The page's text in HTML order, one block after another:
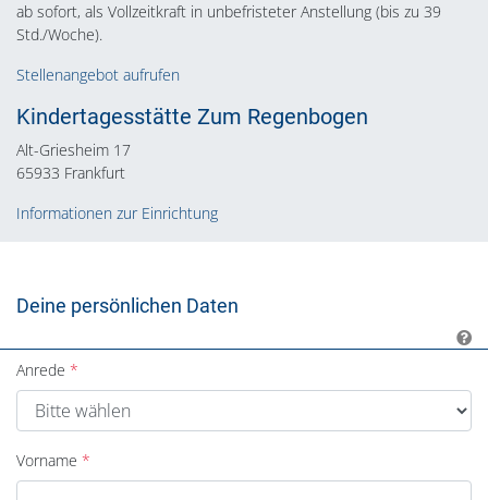
ab sofort, als Vollzeitkraft in unbefristeter Anstellung (bis zu 39
Std./Woche).
Stellenangebot aufrufen
Kindertagesstätte Zum Regenbogen
Alt-Griesheim 17
65933 Frankfurt
Informationen zur Einrichtung
Deine persönlichen Daten
Anrede
Vorname